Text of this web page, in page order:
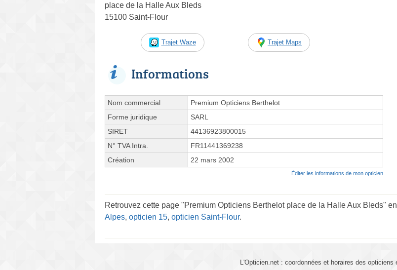
place de la Halle Aux Bleds
15100 Saint-Flour
Trajet Waze Trajet Maps
Informations
Nom commercial
Premium Opticiens Berthelot
Forme juridique
SARL
SIRET
44136923800015
N° TVA Intra.
FR11441369238
Création
22 mars 2002
Éditer les informations de mon opticien
Retrouvez cette page "Premium Opticiens Berthelot place de la Halle Aux Bleds"
Alpes, opticien 15, opticien Saint-Flour.
L'Opticien.net : coordonnées et horaires des opticiens